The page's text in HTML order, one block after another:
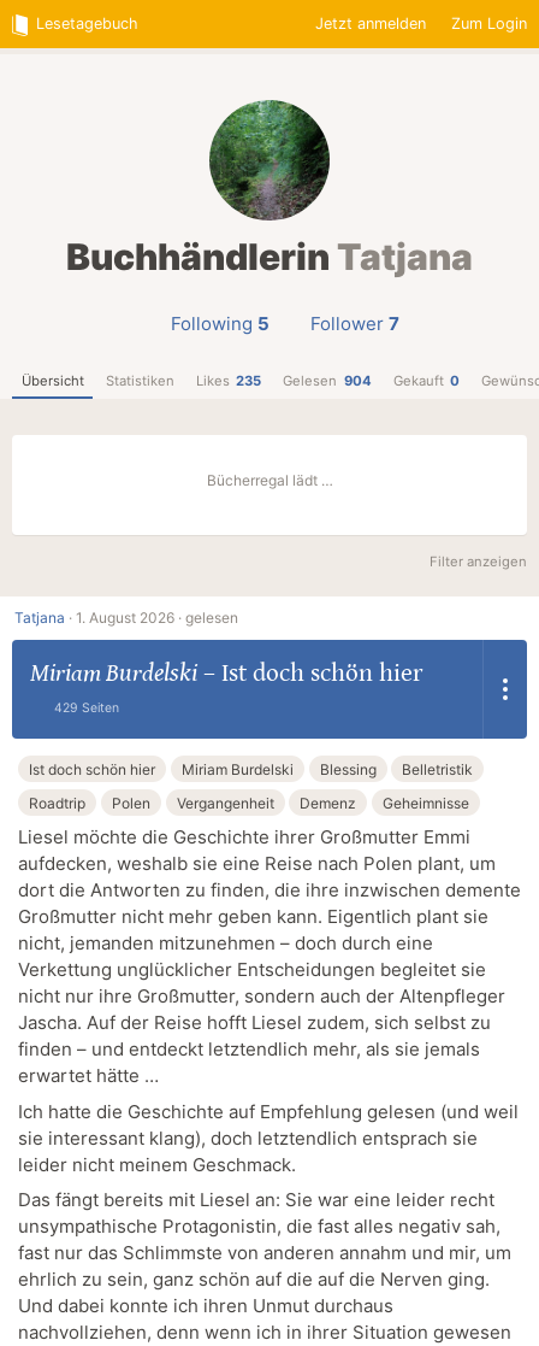
Lesetagebuch Jetzt anmelden Zum Login
Buchhändlerin Tatjana
Following 5 Follower 7
Übersicht Statistiken Likes 235 Gelesen 904 Gekauft 0
Bücherregal lädt …
Filter anzeigen
Tatjana · 1. August 2026 · gelesen
Miriam Burdelski– Ist doch schön hier
429 Seiten
Ist doch schön hier Miriam Burdelski Blessing
Belletristik
Roadtrip
Polen Vergangenheit Demenz Geheimnisse
Liesel möchte die Geschichte ihrer Großmutter Emmi
aufdecken, weshalb sie eine Reise nach Polen plant, um
dort die Antworten zu finden, die ihre inzwischen demente
Großmutter nicht mehr geben kann. Eigentlich plant sie
nicht, jemanden mitzunehmen – doch durch eine
Verkettung unglücklicher Entscheidungen begleitet sie
nicht nur ihre Großmutter, sondern auch der Altenpfleger
Jascha. Auf der Reise hofft Liesel zudem, sich selbst zu
finden – und entdeckt letztendlich mehr, als sie jemals
erwartet hätte …
Ich hatte die Geschichte auf Empfehlung gelesen (und weil
sie interessant klang), doch letztendlich entsprach sie
leider nicht meinem Geschmack.
Das fängt bereits mit Liesel an: Sie war eine leider recht
unsympathische Protagonistin, die fast alles negativ sah,
fast nur das Schlimmste von anderen annahm und mir, um
ehrlich zu sein, ganz schön auf die auf die Nerven ging.
Und dabei konnte ich ihren Unmut durchaus
nachvollziehen, denn wenn ich in ihrer Situation gewesen